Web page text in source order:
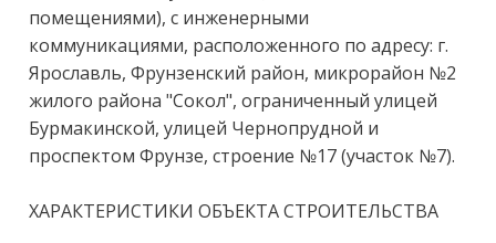
помещениями), с инженерными
коммуникациями, расположенного по адресу: г.
Ярославль, Фрунзенский район, микрорайон №2
жилого района "Сокол", ограниченный улицей
Бурмакинской, улицей Чернопрудной и
проспектом Фрунзе, строение №17 (участок №7).
ХАРАКТЕРИСТИКИ ОБЪЕКТА СТРОИТЕЛЬСТВА